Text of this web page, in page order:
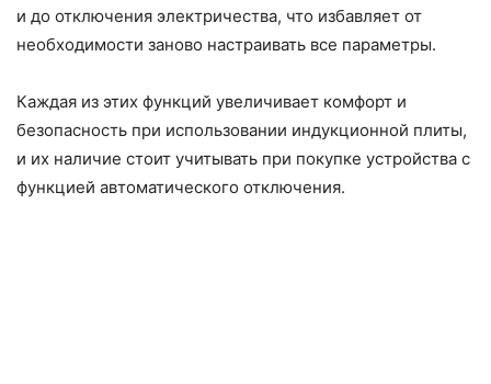
и до отключения электричества, что избавляет от
необходимости заново настраивать все параметры.
Каждая из этих функций увеличивает комфорт и
безопасность при использовании индукционной плиты,
и их наличие стоит учитывать при покупке устройства с
функцией автоматического отключения.